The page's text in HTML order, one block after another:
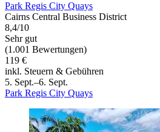
Park Regis City Quays
Cairns Central Business District
8,4/10
Sehr gut
(1.001 Bewertungen)
119 €
inkl. Steuern & Gebühren
5. Sept.–6. Sept.
Park Regis City Quays